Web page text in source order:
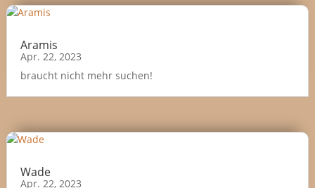
Aramis
Apr. 22, 2023
braucht nicht mehr suchen!
Wade
Apr. 22, 2023